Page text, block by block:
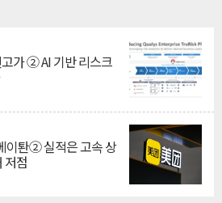
가 ② AI 기반 리스크
이퇀② 실적은 고속 상
저점